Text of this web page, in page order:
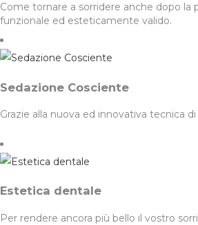
Come tornare a sorridere anche dopo la
funzionale ed esteticamente valido.
Sedazione Cosciente
Grazie alla nuova ed innovativa tecnica
Estetica dentale
Per rendere ancora più bello il vostro